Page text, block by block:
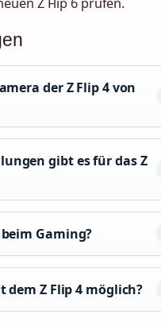
der Z Flip 4 von
gibt es für das Z
Gaming?
dem Z Flip 4 möglich?